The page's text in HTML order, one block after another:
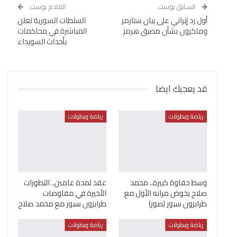
السابق بوست
أول رد إيراني على بيان ستارمر
وماكرون بشأن مضيق هرمز
القادم بوست
السلطات السورية تعلن
المباشرة في محاكمات
بأحداث السويداء
قد يعجبك ايضا
رياضة وبطولات
وسط حفاوة كبيرة.. محمد
صلاح يخوض مرانه الأول مع
طرابزون سبور (صور)
رياضة وبطولات
عقد لمدة عامين.. التطورات
الأخيرة في مفاوضات
طرابزون سبور مع محمد صلاح
رياضة وبطولات رياضة وبطولات